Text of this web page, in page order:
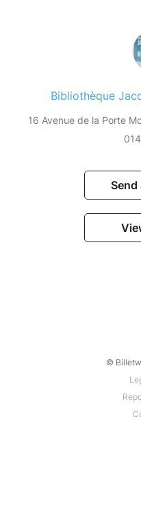
Bibliothèque
16 Avenue de la Porte
Send
©